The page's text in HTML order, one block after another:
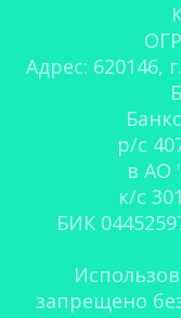
Адрес: 620146,
р/с
в АО
к/с
БИК
запрещено